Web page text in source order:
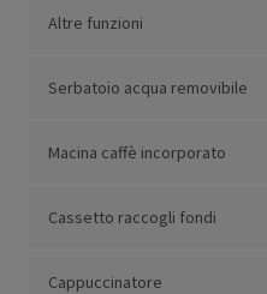
Altre funzioni
Serbatoio acqua removibile
Macina caffè incorporato
Cassetto raccogli fondi
Cappuccinatore